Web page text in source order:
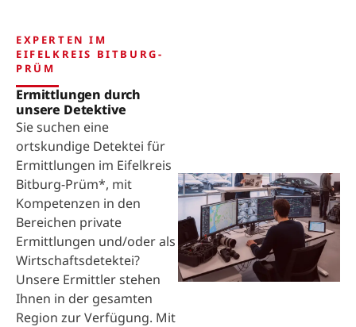
EXPERTEN IM
EIFELKREIS BITBURG-
PRÜM
Ermittlungen durch
unsere Detektive
Sie suchen eine
ortskundige Detektei für
Ermittlungen im Eifelkreis
Bitburg-Prüm*, mit
Kompetenzen in den
Bereichen private
Ermittlungen und/oder als
Wirtschaftsdetektei?
Unsere Ermittler stehen
Ihnen in der gesamten
Region zur Verfügung. Mit